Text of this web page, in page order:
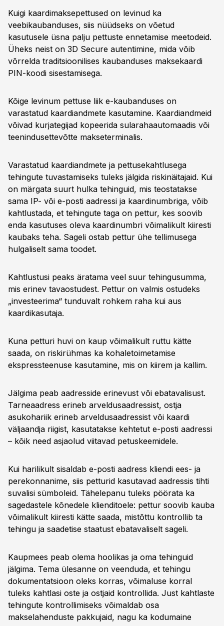
Kuigi kaardimaksepettused on levinud ka
veebikaubanduses, siis nüüdseks on võetud
kasutusele üsna palju pettuste ennetamise meetodeid.
Üheks neist on 3D Secure autentimine, mida võib
võrrelda traditsioonilises kaubanduses maksekaardi
PIN-koodi sisestamisega.
Kõige levinum pettuse liik e-kaubanduses on
varastatud kaardiandmete kasutamine. Kaardiandmeid
võivad kurjategijad kopeerida sularahaautomaadis või
teenindusettevõtte makseterminalis.
Varastatud kaardiandmete ja pettusekahtlusega
tehingute tuvastamiseks tuleks jälgida riskinäitajaid. Kui
on märgata suurt hulka tehinguid, mis teostatakse
sama IP- või e-posti aadressi ja kaardinumbriga, võib
kahtlustada, et tehingute taga on pettur, kes soovib
enda kasutuses oleva kaardinumbri võimalikult kiiresti
kaubaks teha. Sageli ostab pettur ühe tellimusega
hulgaliselt sama toodet.
Kahtlustusi peaks äratama veel suur tehingusumma,
mis erinev tavaostudest. Pettur on valmis ostudeks
„investeerima“ tunduvalt rohkem raha kui aus
kaardikasutaja.
Kuna petturi huvi on kaup võimalikult ruttu kätte
saada, on riskirühmas ka kohaletoimetamise
ekspressteenuse kasutamine, mis on kiirem ja kallim.
Jälgima peab aadresside erinevust või ebatavalisust.
Tarneaadress erineb arveldusaadressist, ostja
asukohariik erineb arveldusaadressist või kaardi
väljaandja riigist, kasutatakse kehtetut e-posti aadressi
– kõik need asjaolud viitavad petuskeemidele.
Kui harilikult sisaldab e-posti aadress kliendi ees- ja
perekonnanime, siis petturid kasutavad aadressis tihti
suvalisi sümboleid. Tähelepanu tuleks pöörata ka
sagedastele kõnedele klienditoele: pettur soovib kauba
võimalikult kiiresti kätte saada, mistõttu kontrollib ta
tehingu ja saadetise staatust ebatavaliselt sageli.
Kaupmees peab olema hoolikas ja oma tehinguid
jälgima. Tema ülesanne on veenduda, et tehingu
dokumentatsioon oleks korras, võimaluse korral
tuleks kahtlasi oste ja ostjaid kontrollida. Just kahtlaste
tehingute kontrollimiseks võimaldab osa
makselahenduste pakkujaid, nagu ka kodumaine